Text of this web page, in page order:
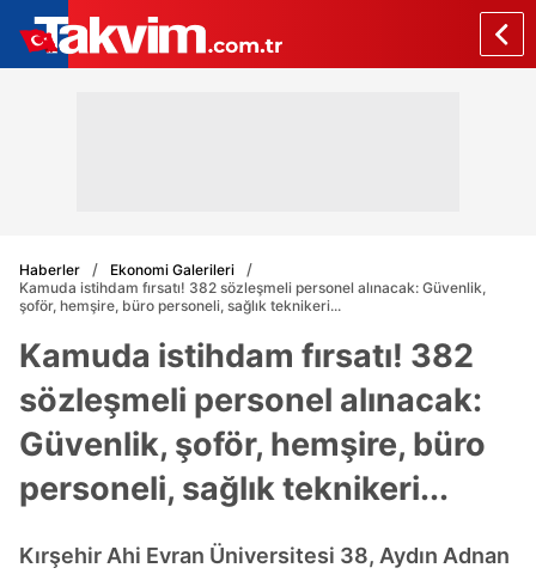
Haberler
Ekonomi Galerileri
Kamuda istihdam fırsatı! 382 sözleşmeli personel alınacak: Güvenlik,
şoför, hemşire, büro personeli, sağlık teknikeri...
Kamuda istihdam fırsatı! 382
sözleşmeli personel alınacak:
Güvenlik, şoför, hemşire, büro
personeli, sağlık teknikeri...
Kırşehir Ahi Evran Üniversitesi 38, Aydın Adnan